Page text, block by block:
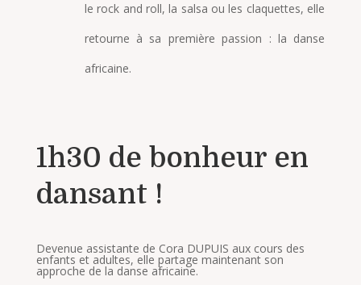
le rock and roll, la salsa ou les claquettes, elle
retourne à sa première passion : la danse
africaine.
1h30 de bonheur en
dansant !
Devenue assistante de Cora DUPUIS aux cours des
enfants et adultes, elle partage maintenant son
approche de la danse africaine.